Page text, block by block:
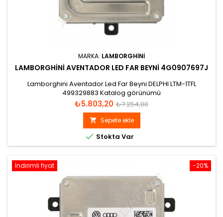
MARKA: LAMBORGHINI
LAMBORGHINI AVENTADOR LED FAR BEYNI 4G0907697J
Lamborghini Aventador Led Far Beyni DELPHI LTM-1TFL
499329883 Katalog görünümü
Fiyat
₺5.803,20 Normal
fiyat
₺7.254,00
 Sepete ekle
 Stokta Var
-20%
İndirimli fiyat